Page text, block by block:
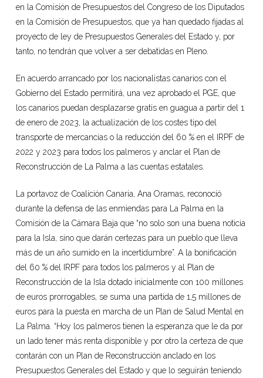
en la Comisión de Presupuestos del Congreso de los Diputados
en la Comisión de Presupuestos, que ya han quedado fijadas al
proyecto de ley de Presupuestos Generales del Estado y, por
tanto, no tendrán que volver a ser debatidas en Pleno.
En acuerdo arrancado por los nacionalistas canarios con el
Gobierno del Estado permitirá, una vez aprobado el PGE, que
los canarios puedan desplazarse gratis en guagua a partir del 1
de enero de 2023, la actualización de los costes tipo del
transporte de mercancías o la reducción del 60 % en el IRPF de
2022 y 2023 para todos los palmeros y anclar el Plan de
Reconstrucción de La Palma a las cuentas estatales.
La portavoz de Coalición Canaria, Ana Oramas, reconoció
durante la defensa de las enmiendas para La Palma en la
Comisión de la Cámara Baja que “no solo son una buena noticia
para la Isla, sino que darán certezas para un pueblo que lleva
más de un año sumido en la incertidumbre”. A la bonificación
del 60 % del IRPF para todos los palmeros y al Plan de
Reconstrucción de la Isla dotado inicialmente con 100 millones
de euros prorrogables, se suma una partida de 1,5 millones de
euros para la puesta en marcha de un Plan de Salud Mental en
La Palma. “Hoy los palmeros tienen la esperanza que le da por
un lado tener más renta disponible y por otro la certeza de que
contarán con un Plan de Reconstrucción anclado en los
Presupuestos Generales del Estado y que lo seguirán teniendo